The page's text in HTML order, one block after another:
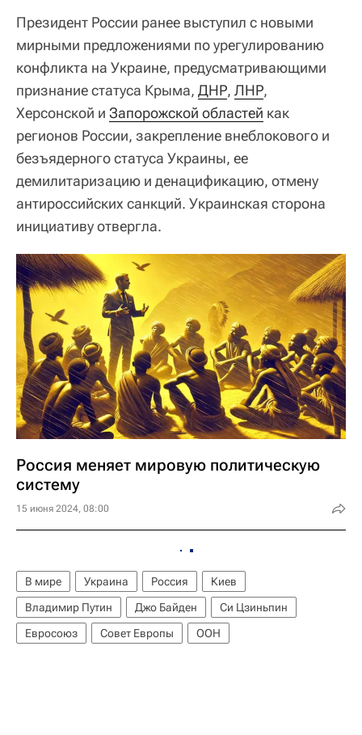
Президент России ранее выступил с новыми
мирными предложениями по урегулированию
конфликта на Украине, предусматривающими
признание статуса Крыма, ДНР, ЛНР,
Херсонской и Запорожской областей как
регионов России, закрепление внеблокового и
безъядерного статуса Украины, ее
демилитаризацию и денацификацию, отмену
антироссийских санкций. Украинская сторона
инициативу отвергла.
Россия меняет мировую политическую
систему
15 июня 2024, 08:00
В мире Украина Россия
Киев
Владимир Путин
Джо Байден
Си Цзиньпин
Евросоюз
Совет Европы ООН